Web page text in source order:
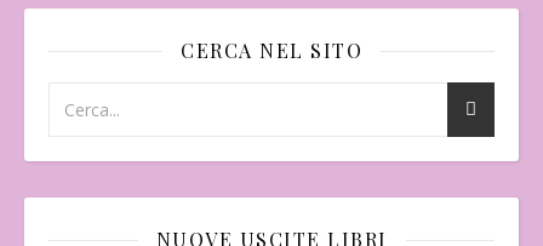
CERCA NEL SITO
NUOVE USCITE LIBRI